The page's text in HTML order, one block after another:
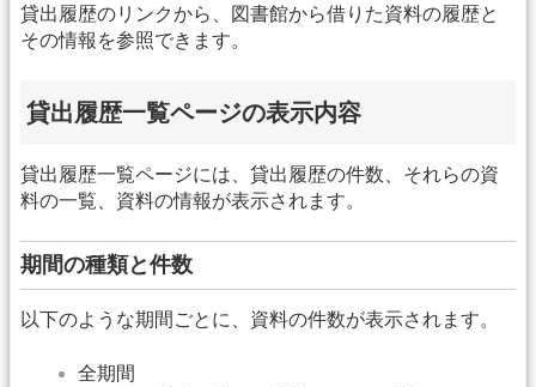
貸出履歴のリンクから、図書館から借りた資料の履歴と
その情報を参照できます。
貸出履歴一覧ページの表示内容
貸出履歴一覧ページには、貸出履歴の件数、それらの資
料の一覧、資料の情報が表示されます。
期間の種類と件数
以下のような期間ごとに、資料の件数が表示されます。
全期間